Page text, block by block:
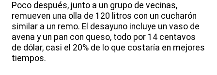
Poco después, junto a un grupo de vecinas,
remueven una olla de 120 litros con un cucharón
similar a un remo. El desayuno incluye un vaso de
avena y un pan con queso, todo por 14 centavos
de dólar, casi el 20% de lo que costaría en mejores
tiempos.